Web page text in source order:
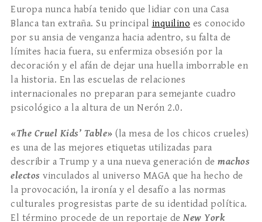
Europa nunca había tenido que lidiar con una Casa
Blanca tan extraña. Su principal inquilino es conocido
por su ansia de venganza hacia adentro, su falta de
límites hacia fuera, su enfermiza obsesión por la
decoración y el afán de dejar una huella imborrable en
la historia. En las escuelas de relaciones
internacionales no preparan para semejante cuadro
psicológico a la altura de un Nerón 2.0.
«The Cruel Kids’ Table» (la mesa de los chicos crueles)
es una de las mejores etiquetas utilizadas para
describir a Trump y a una nueva generación de machos
electos vinculados al universo MAGA que ha hecho de
la provocación, la ironía y el desafío a las normas
culturales progresistas parte de su identidad política.
El término procede de un reportaje de New York